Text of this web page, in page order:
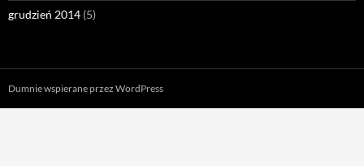
grudzień 2014 (5)
Dumnie wspierane przez WordPress